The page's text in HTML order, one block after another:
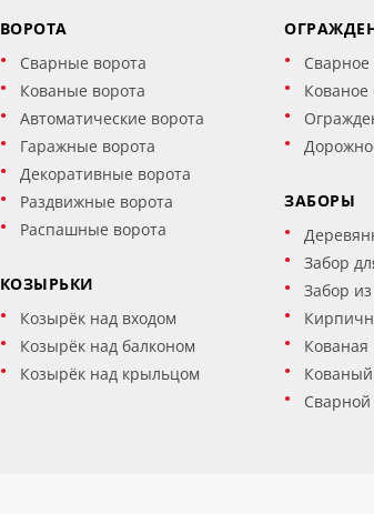
ВОРОТА
Сварные ворота
Кованые ворота
Автоматические ворота
Гаражные ворота
Декоративные ворота
Раздвижные ворота
Распашные ворота
КОЗЫРЬКИ
Козырёк над входом
Козырёк над балконом
Козырёк над крыльцом
ЗАБОРЫ
Забор
Забор
Кованая
Сварной